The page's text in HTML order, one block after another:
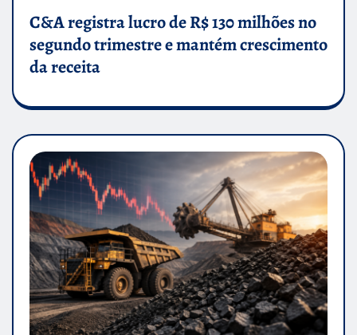
C&A registra lucro de R$ 130 milhões no
segundo trimestre e mantém crescimento
da receita